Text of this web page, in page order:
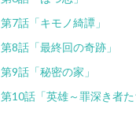
第7話「キモノ綺譚」
第8話「最終回の奇跡」
第9話「秘密の家」
第10話「英雄～罪深き者た